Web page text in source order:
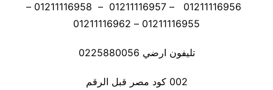
01211116956 – 01211116957 – 01211116958 –
01211116955 – 01211116962
تليفون ارضي 0225880056
002 كود مصر قبل الرقم